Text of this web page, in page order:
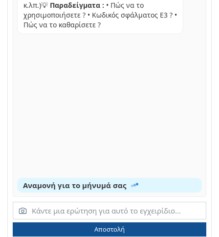
κ.λπ.)💡 Παραδείγματα : • Πώς να το
χρησιμοποιήσετε ? • Κωδικός σφάλματος E3 ? •
Πώς να το καθαρίσετε ?
Αναμονή για το μήνυμά σας
Αποστολή